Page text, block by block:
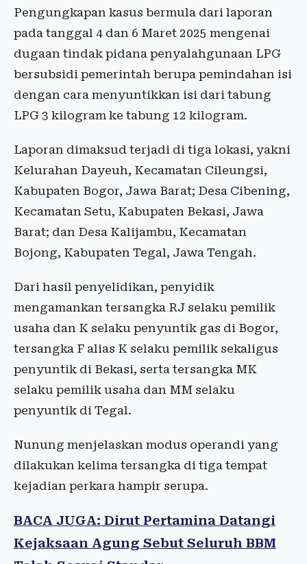
Pengungkapan kasus bermula dari laporan
pada tanggal 4 dan 6 Maret 2025 mengenai
dugaan tindak pidana penyalahgunaan LPG
bersubsidi pemerintah berupa pemindahan isi
dengan cara menyuntikkan isi dari tabung
LPG 3 kilogram ke tabung 12 kilogram.
Laporan dimaksud terjadi di tiga lokasi, yakni
Kelurahan Dayeuh, Kecamatan Cileungsi,
Kabupaten Bogor, Jawa Barat; Desa Cibening,
Kecamatan Setu, Kabupaten Bekasi, Jawa
Barat; dan Desa Kalijambu, Kecamatan
Bojong, Kabupaten Tegal, Jawa Tengah.
Dari hasil penyelidikan, penyidik
mengamankan tersangka RJ selaku pemilik
usaha dan K selaku penyuntik gas di Bogor,
tersangka F alias K selaku pemilik sekaligus
penyuntik di Bekasi, serta tersangka MK
selaku pemilik usaha dan MM selaku
penyuntik di Tegal.
Nunung menjelaskan modus operandi yang
dilakukan kelima tersangka di tiga tempat
kejadian perkara hampir serupa.
BACA JUGA: Dirut Pertamina Datangi
Kejaksaan Agung Sebut Seluruh BBM